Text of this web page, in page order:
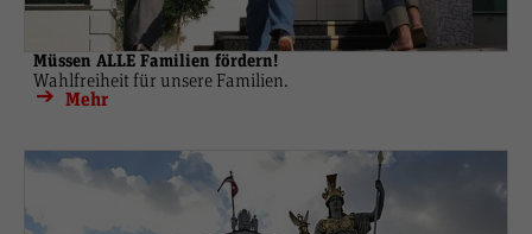
Müssen ALLE Familien fördern!
Wahlfreiheit für unsere Familien.
Mehr